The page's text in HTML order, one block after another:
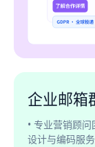
企业邮箱
• 专业营销顾
设计与编码服